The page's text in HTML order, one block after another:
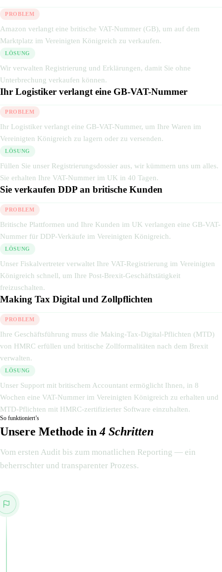
PROBLEM
Amazon verlangt eine britische VAT-Nummer (GB), um auf dem
Marktplatz im Vereinigten Königreich zu verkaufen.
LÖSUNG
Wir verwalten Registrierung und Erklärungen, damit Sie ohne
Unterbrechung verkaufen können.
Ihr Logistiker verlangt eine GB-VAT-Nummer
PROBLEM
Ihr Logistiker verlangt eine GB-VAT-Nummer, um Ihre Waren im
Vereinigten Königreich zu lagern oder zu versenden.
LÖSUNG
Füllen Sie unser Registrierungsdossier aus, wir kümmern uns um alles.
Sie erhalten Ihre VAT-Nummer im UK in 40 Tagen.
Sie verkaufen DDP an britische Kunden
PROBLEM
Britische Plattformen und Ihre Kunden im UK verlangen eine GB-VAT-
Nummer für DDP-Verkäufe im Vereinigten Königreich.
LÖSUNG
Unser Fiskalvertreter verwaltet Ihre VAT-Registrierung im Vereinigten
Königreich schnell, um Ihre Post-Brexit-Geschäftstätigkeit
freizuschalten.
Making Tax Digital und Zollpflichten
PROBLEM
Ihre Geschäftsführung muss die Making-Tax-Digital-Pflichten (MTD)
von HMRC erfüllen und britische Zollformalitäten nach dem Brexit
verwalten.
LÖSUNG
Unser Support mit britischem Accountant ermöglicht Ihnen, in 8
Wochen eine VAT-Nummer im Vereinigten Königreich zu erhalten und
MTD-Pflichten mit HMRC-zertifizierter Software einzuhalten.
So funktioniert’s
Unsere Methode in4 Schritten
Vom ersten Audit bis zum monatlichen Reporting — ein
beherrschter und transparenter Prozess.